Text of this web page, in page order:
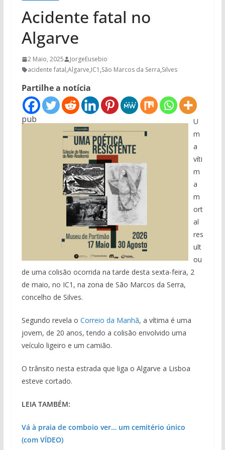
Acidente fatal no
Algarve
2 Maio, 2025
JorgeEusebio
acidente fatal,Algarve,IC1 ,São Marcos da Serra,Silves
Partilhe a notícia
pub
U
m
a
víti
m
a
m
ort
al
res
ult
ou
de uma colisão ocorrida na tarde desta sexta-feira, 2
de maio, no IC1, na zona de São Marcos da Serra,
concelho de Silves.
Segundo revela o Correio da Manhã, a vítima é uma
jovem, de 20 anos, tendo a colisão envolvido uma
veículo ligeiro e um camião.
O trânsito nesta estrada que liga o Algarve a Lisboa
esteve cortado.
LEIA TAMBÉM:
Vá à praia de comboio ver… um cemitério único
(com VÍDEO)